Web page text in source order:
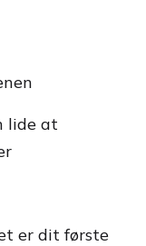
lide at
er dit første